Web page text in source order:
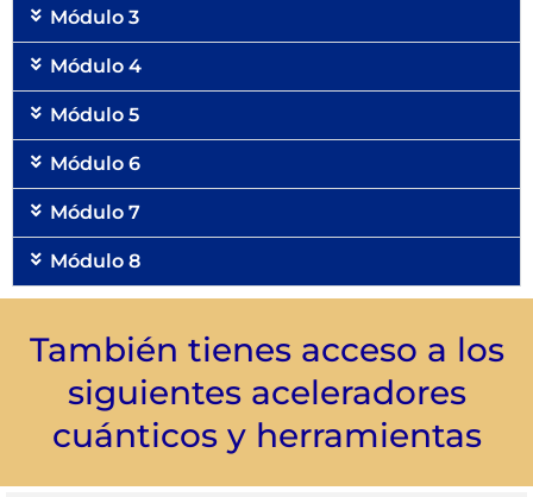
Módulo 3
Módulo 4
Módulo 5
Módulo 6
Módulo 7
Módulo 8
También tienes acceso a los
siguientes aceleradores
cuánticos y herramientas